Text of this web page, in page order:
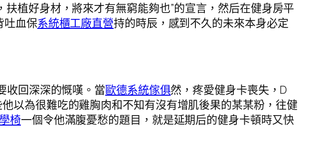
植好身材，將來才有無窮能夠也”的宣言，然后在健身房平
吐血保系統櫃工廠直營持的時辰，感到不久的未來本身必定
回深深的慨嘆。當歐德系統傢俱然，疼愛健身卡喪失，D
以為很難吃的雞胸肉和不知有沒有增肌後果的某某粉，往健
椅一個令他滿腹憂愁的題目，就是延期后的健身卡頓時又快